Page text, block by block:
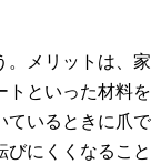
。メリットは、
トといった材料
ているときに爪
びにくくなるこ